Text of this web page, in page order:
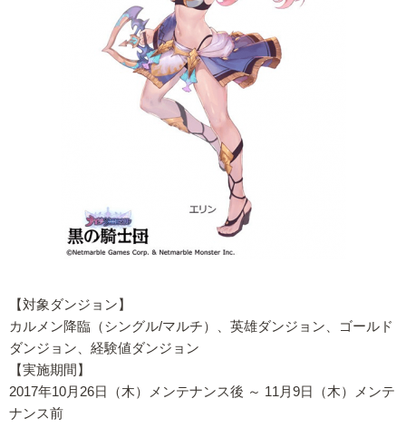
【対象ダンジョン】
カルメン降臨（シングル/マルチ）、英雄ダンジョン、ゴールド
ダンジョン、経験値ダンジョン
【実施期間】
2017年10月26日（木）メンテナンス後 ～ 11月9日（木）メンテ
ナンス前